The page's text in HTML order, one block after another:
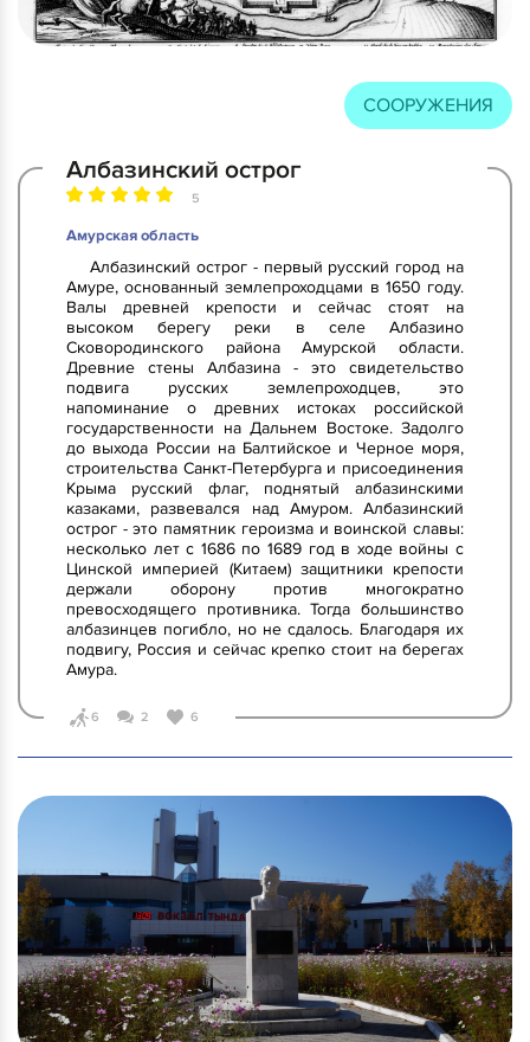
СООРУЖЕНИЯ
Албазинский острог
5
Амурская область
Албазинский острог - первый русский город на
Амуре, основанный землепроходцами в 1650 году.
Валы древней крепости и сейчас стоят на
высоком берегу реки в селе Албазино
Сковородинского района Амурской области.
Древние стены Албазина - это свидетельство
подвига русских землепроходцев, это
напоминание о древних истоках российской
государственности на Дальнем Востоке. Задолго
до выхода России на Балтийское и Черное моря,
строительства Санкт-Петербурга и присоединения
Крыма русский флаг, поднятый албазинскими
казаками, развевался над Амуром. Албазинский
острог - это памятник героизма и воинской славы:
несколько лет с 1686 по 1689 год в ходе войны с
Цинской империей (Китаем) защитники крепости
держали оборону против многократно
превосходящего противника. Тогда большинство
албазинцев погибло, но не сдалось. Благодаря их
подвигу, Россия и сейчас крепко стоит на берегах
Амура.
6 2 6